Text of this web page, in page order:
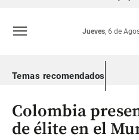
Colombia
Jueves, 6 de
menu
Temas recomendados
Colombia
de élite en el